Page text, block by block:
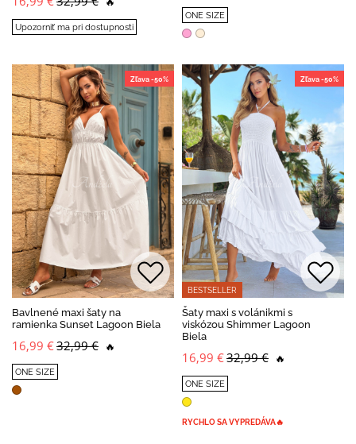
Upozorniť ma pri dostupnosti
ONE SIZE
Zľava -50%
Bavlnené maxi šaty na
ramienka Sunset Lagoon Biela
16,99 €32,99 € 🔥
ONE SIZE
Zľava -50%
BESTSELLER
Šaty maxi s volánikmi s
viskózou Shimmer Lagoon
Biela
16,99 €32,99 € 🔥
ONE SIZE
RYCHLO SA VYPREDÁVA🔥